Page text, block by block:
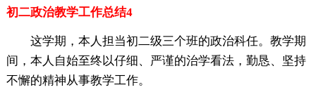
初二政治教学工作总结4
这学期，本人担当初二级三个班的政治科任。教学期
间，本人自始至终以仔细、严谨的治学看法，勤恳、坚持
不懈的精神从事教学工作。